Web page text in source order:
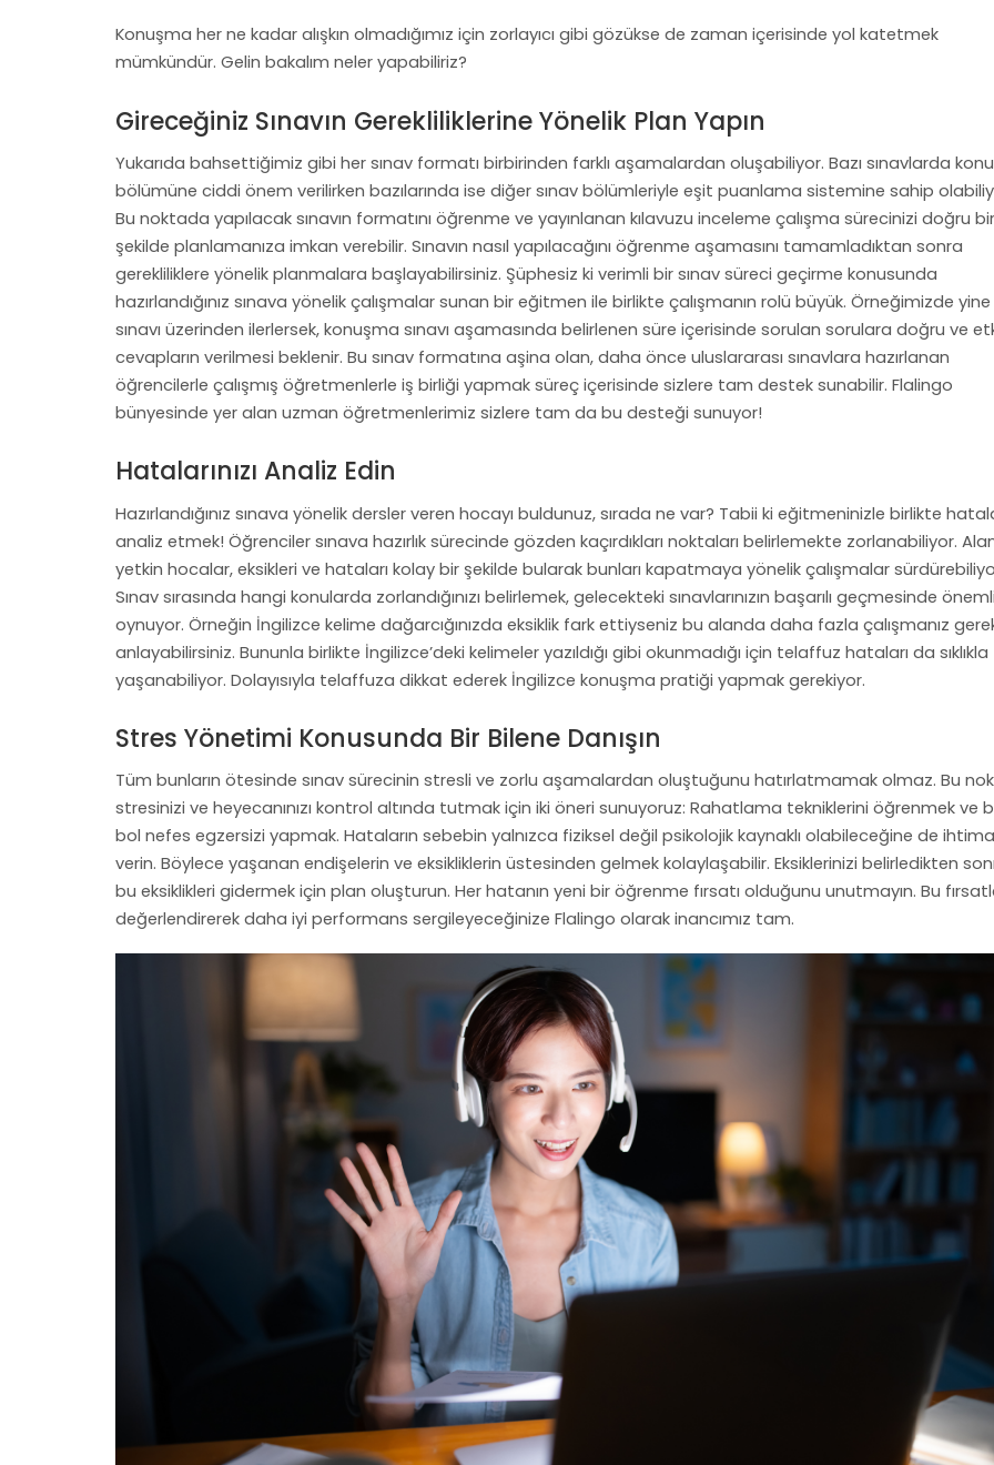
Konuşma her ne kadar alışkın olmadığımız için zorlayıcı gibi gözükse de zaman içerisinde yol katetmek
mümkündür. Gelin bakalım neler yapabiliriz?
Gireceğiniz Sınavın Gerekliliklerine Yönelik Plan Yapın
Yukarıda bahsettiğimiz gibi her sınav formatı birbirinden farklı aşamalardan oluşabiliyor. Bazı sınavlarda
bölümüne ciddi önem verilirken bazılarında ise diğer sınav bölümleriyle eşit puanlama sistemine sahip
Bu noktada yapılacak sınavın formatını öğrenme ve yayınlanan kılavuzu inceleme çalışma sürecinizi doğru bir
şekilde planlamanıza imkan verebilir. Sınavın nasıl yapılacağını öğrenme aşamasını tamamladıktan sonra
gerekliliklere yönelik planmalara başlayabilirsiniz. Şüphesiz ki verimli bir sınav süreci geçirme konusunda
hazırlandığınız sınava yönelik çalışmalar sunan bir eğitmen ile birlikte çalışmanın rolü büyük. Örneğimizde yine
sınavı üzerinden ilerlersek, konuşma sınavı aşamasında belirlenen süre içerisinde sorulan sorulara doğru ve
cevapların verilmesi beklenir. Bu sınav formatına aşina olan, daha önce uluslararası sınavlara hazırlanan
öğrencilerle çalışmış öğretmenlerle iş birliği yapmak süreç içerisinde sizlere tam destek sunabilir. Flalingo
bünyesinde yer alan uzman öğretmenlerimiz sizlere tam da bu desteği sunuyor!
Hatalarınızı Analiz Edin
Hazırlandığınız sınava yönelik dersler veren hocayı buldunuz, sırada ne var? Tabii ki eğitmeninizle birlikte
analiz etmek! Öğrenciler sınava hazırlık sürecinde gözden kaçırdıkları noktaları belirlemekte zorlanabiliyor.
yetkin hocalar, eksikleri ve hataları kolay bir şekilde bularak bunları kapatmaya yönelik çalışmalar
Sınav sırasında hangi konularda zorlandığınızı belirlemek, gelecekteki sınavlarınızın başarılı geçmesinde
oynuyor. Örneğin İngilizce kelime dağarcığınızda eksiklik fark ettiyseniz bu alanda daha fazla çalışmanız
anlayabilirsiniz. Bununla birlikte İngilizce’deki kelimeler yazıldığı gibi okunmadığı için telaffuz hataları da sıklıkla
yaşanabiliyor. Dolayısıyla telaffuza dikkat ederek İngilizce konuşma pratiği yapmak gerekiyor.
Stres Yönetimi Konusunda Bir Bilene Danışın
Tüm bunların ötesinde sınav sürecinin stresli ve zorlu aşamalardan oluştuğunu hatırlatmamak olmaz. Bu
stresinizi ve heyecanınızı kontrol altında tutmak için iki öneri sunuyoruz: Rahatlama tekniklerini öğrenmek ve
bol nefes egzersizi yapmak. Hataların sebebin yalnızca fiziksel değil psikolojik kaynaklı olabileceğine de
verin. Böylece yaşanan endişelerin ve eksikliklerin üstesinden gelmek kolaylaşabilir. Eksiklerinizi belirledikten
bu eksiklikleri gidermek için plan oluşturun. Her hatanın yeni bir öğrenme fırsatı olduğunu unutmayın. Bu
değerlendirerek daha iyi performans sergileyeceğinize Flalingo olarak inancımız tam.